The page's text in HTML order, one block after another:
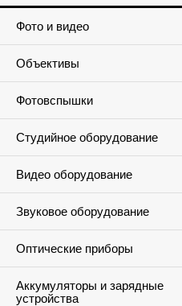
Фото и видео
Объективы
Фотовспышки
Студийное оборудование
Видео оборудование
Звуковое оборудование
Оптические приборы
Аккумуляторы и зарядные
устройства